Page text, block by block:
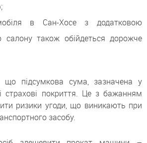
в Сан-Хосе з додатковою
салону також обійдеться дорожче
що підсумкова сума, зазначена у
страхові покриття. Це з бажанням
ризики угоди, що виникають при
засобу.